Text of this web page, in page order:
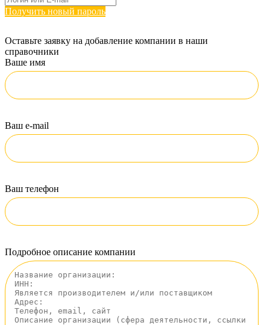
Получить новый пароль
Оставьте заявку на добавление компании в наши
справочники
Ваше имя
Ваш e-mail
Ваш телефон
Подробное описание компании